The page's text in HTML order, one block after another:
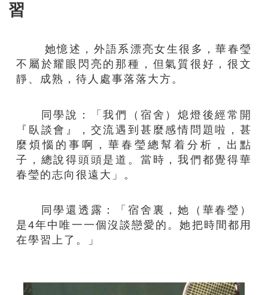
習
她憶述，外語系漂亮女生很多，華春瑩
不屬於耀眼閃亮的那種，但氣質很好，很文
靜、成熟，待人處事落落大方。
同學說：「我們（宿舍）熄燈後經常開
『臥談會』，交流遇到甚麼感情問題啦，甚
麼煩惱的事啊，華春瑩總幫着分析，出點
子，總說得頭頭是道。當時，我們都覺得華
春瑩的志向很遠大」。
同學還透露：「宿舍裏，她（華春瑩）
是4年中唯一一個沒談戀愛的。她把時間都用
在學習上了。」